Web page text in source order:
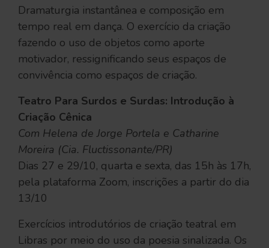
Dramaturgia instantânea e composição em
tempo real em dança. O exercício da criação
fazendo o uso de objetos como aporte
motivador, ressignificando seus espaços de
convivência como espaços de criação.
Teatro Para Surdos e Surdas: Introdução à
Criação Cênica
Com Helena de Jorge Portela e Catharine
Moreira (Cia. Fluctissonante/PR)
Dias 27 e 29/10, quarta e sexta, das 15h às 17h,
pela plataforma Zoom, inscrições a partir do dia
13/10
Exercícios introdutórios de criação teatral em
Libras por meio do uso da poesia sinalizada. Os